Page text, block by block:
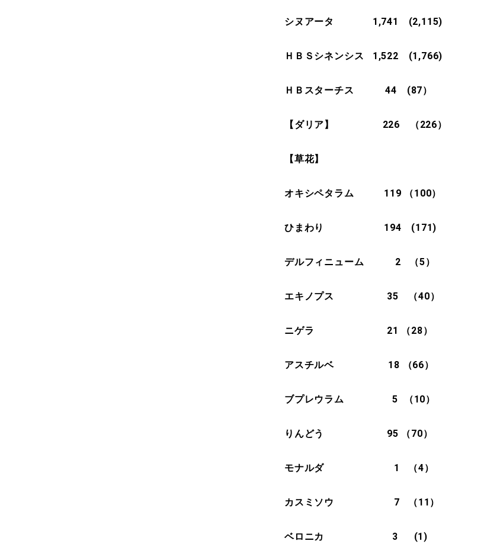
シヌアータ 1,741 (2,115)
ＨＢＳシネンシス 1,522 (1,766)
ＨＢスターチス 44 (87）
【ダリア】 226 （226）
【草花】
オキシペタラム 119 （100）
ひまわり 194 (171)
デルフィニューム 2 （5）
エキノプス 35 （40）
ニゲラ 21 （28）
アスチルベ 18 （66）
ブプレウラム 5 （10）
りんどう 95 （70）
モナルダ 1 （4）
カスミソウ 7 （11）
ベロニカ 3 (1)